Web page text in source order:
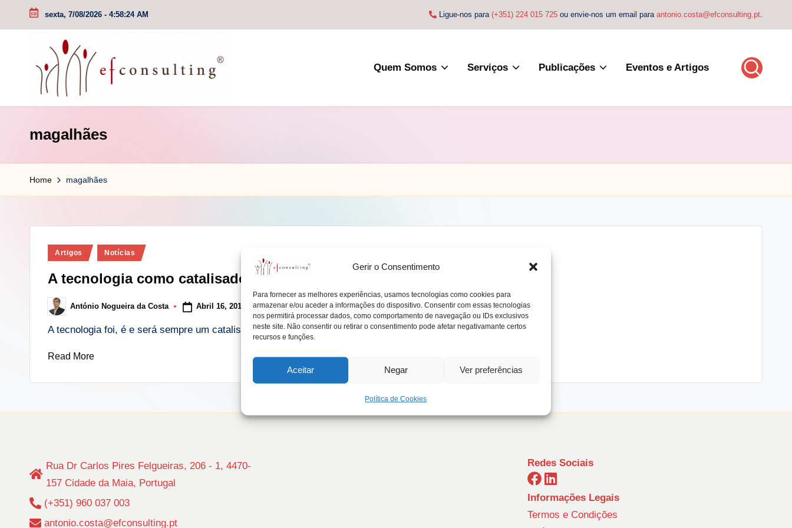
Gerir o Consentimento
Para fornecer as melhores experiências, usamos tecnologias como cookies para
armazenar e/ou aceder a informações do dispositivo. Consentir com essas tecnologias
nos permitirá processar dados, como comportamento de navegação ou IDs exclusivos
neste site. Não consentir ou retirar o consentimento pode afetar negativamante certos
recursos e funções.
Aceitar Negar Ver preferências
Política de Cookies
Skip
sexta, 7/08/2026 - 4:58:24 AM Ligue-nos para (+351) 224 015 725 ou envie-nos um email para antonio.costa@efconsulting.pt.
f
c
o
.
p
Quem Somos Serviços Publicações Eventos e Artigos
magalhães
Home magalhães
Posted
Artigos Notícias
A tecnologia como catalisador disruptivo do mercado da empresa familiar
Posted
by
António Nogueira da Costa Abril 16, 2018
A tecnologia foi, é e será sempre um catalisador disruptivo do mercado da empresa familiar.…
Read More
Rua Dr Carlos Pires Felgueiras, 206 - 1, 4470-
157 Cidade da Maia, Portugal
(+351) 960 037 003
antonio.costa@efconsulting.pt
Redes Sociais
Informações Legais
Termos e Condições